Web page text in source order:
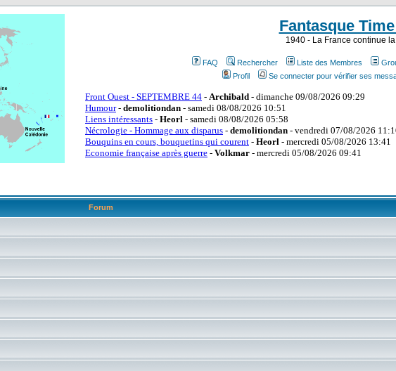
Fantasque
1940 - La France continue
FAQ Rechercher Liste des Membres
Profil
Se connecter pour vérifier ses
Forum